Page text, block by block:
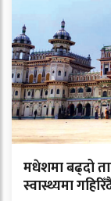
मधेशमा बढ्दो
स्वास्थ्यमा